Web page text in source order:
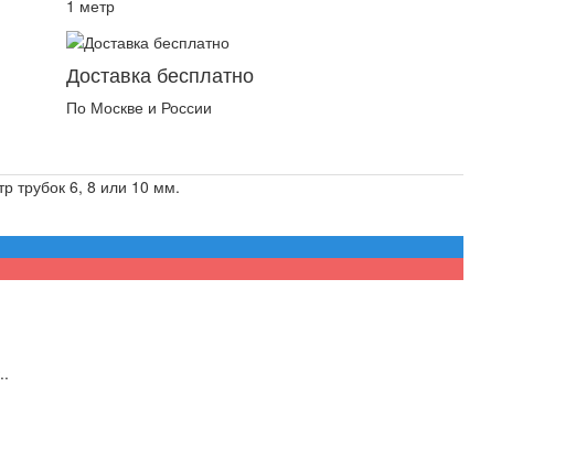
1 метр
Доставка бесплатно
По Москве и России
трубок 6, 8 или 10 мм.